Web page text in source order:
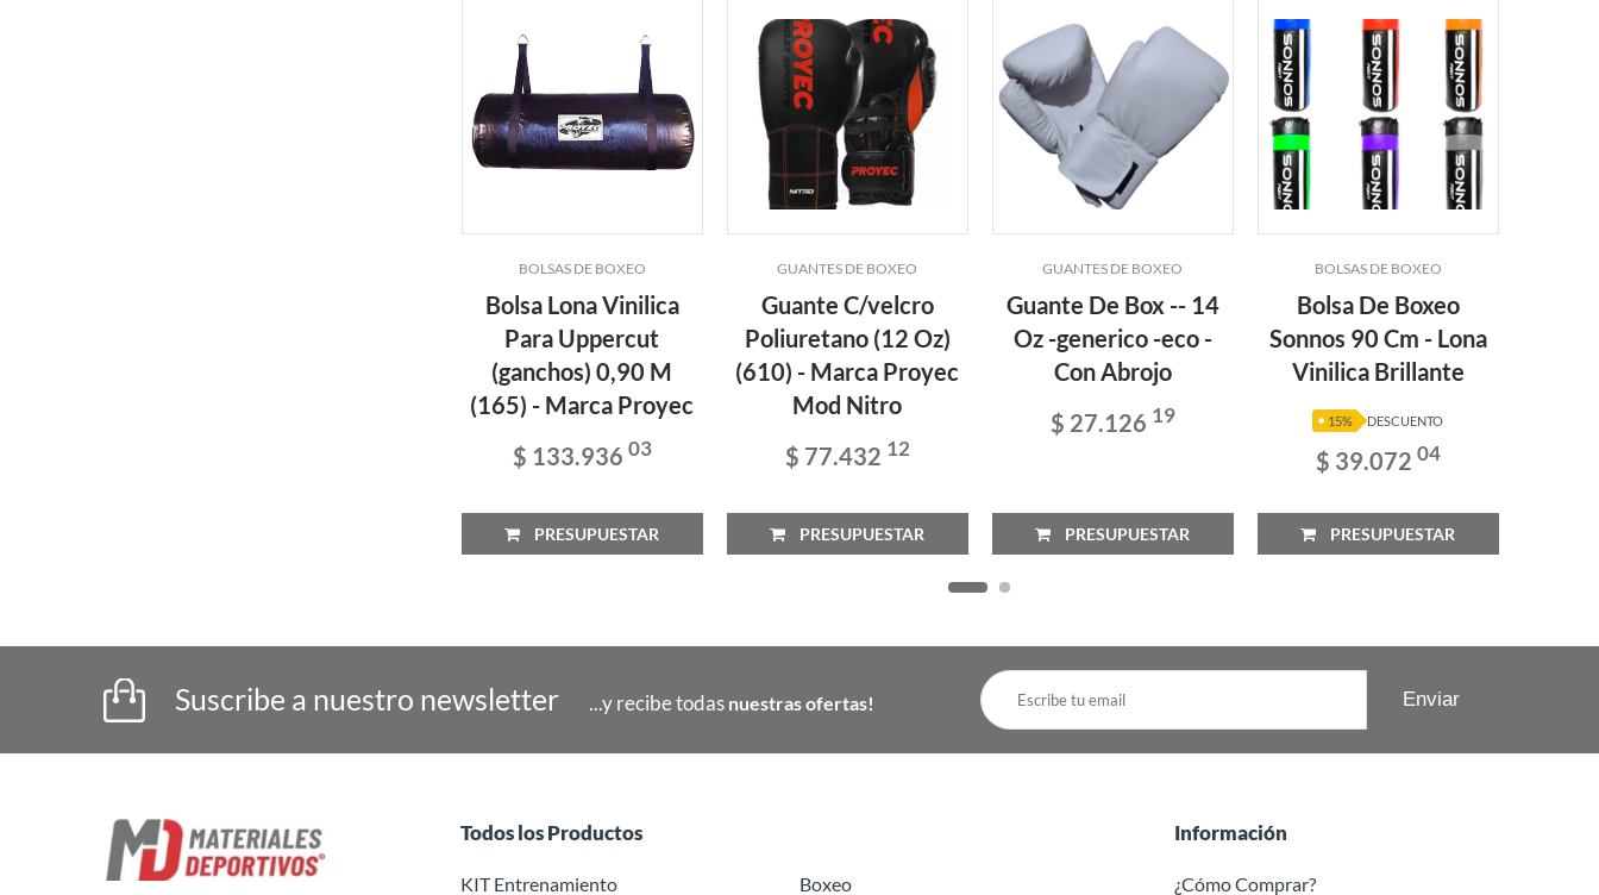
BOLSAS DE BOXEO
Bolsa Lona Vinilica
Para Uppercut
(ganchos) 0,90 M
(165) - Marca Proyec
$ 133.936 03
PRESUPUESTAR
GUANTES DE BOXEO
Guante C/velcro
Poliuretano (12 Oz)
(610) - Marca Proyec
Mod Nitro
$ 77.432 12
PRESUPUESTAR
GUANTES DE BOXEO
Guante De Box -- 14
Oz -generico -eco -
Con Abrojo
$ 27.126 19
PRESUPUESTAR
BOLSAS DE BOXEO
Bolsa De Boxeo
Sonnos 90 Cm - Lona
Vinilica Brillante
15% DESCUENTO
$ 39.072 04
PRESUPUESTAR
Suscribe a nuestro newsletter ...y recibe todas nuestras ofertas!
Todos los Productos
KIT Entrenamiento Boxeo
Información
¿Cómo Comprar?